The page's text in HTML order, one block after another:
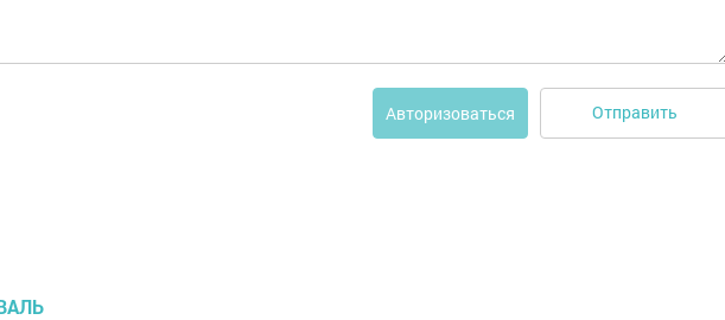
Авторизоваться Отправить